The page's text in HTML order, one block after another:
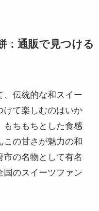
：通販で見つける
、伝統的な和スイー
けて楽しむのはいか
もちもちとした食感
の甘さが魅力の和
の名物として有名
国のスイーツファン